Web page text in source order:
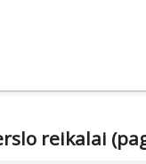
reikalai